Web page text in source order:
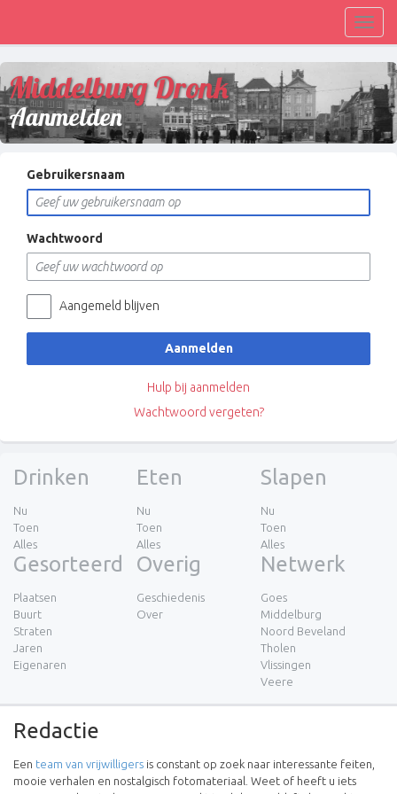
Middelburg Dronk
Aanmelden
Gebruikersnaam
Wachtwoord
Aangemeld blijven
Aanmelden
Hulp bij aanmelden
Wachtwoord vergeten?
Drinken
Nu
Toen
Alles
Eten
Nu
Toen
Alles
Slapen
Nu
Toen
Alles
Gesorteerd
Plaatsen
Buurt
Straten
Jaren
Eigenaren
Overig
Geschiedenis
Over
Netwerk
Goes
Middelburg
Noord Beveland
Tholen
Vlissingen
Veere
Redactie
Een team van vrijwilligers is constant op zoek naar interessante feiten,
mooie verhalen en nostalgisch fotomateriaal. Weet of heeft u iets